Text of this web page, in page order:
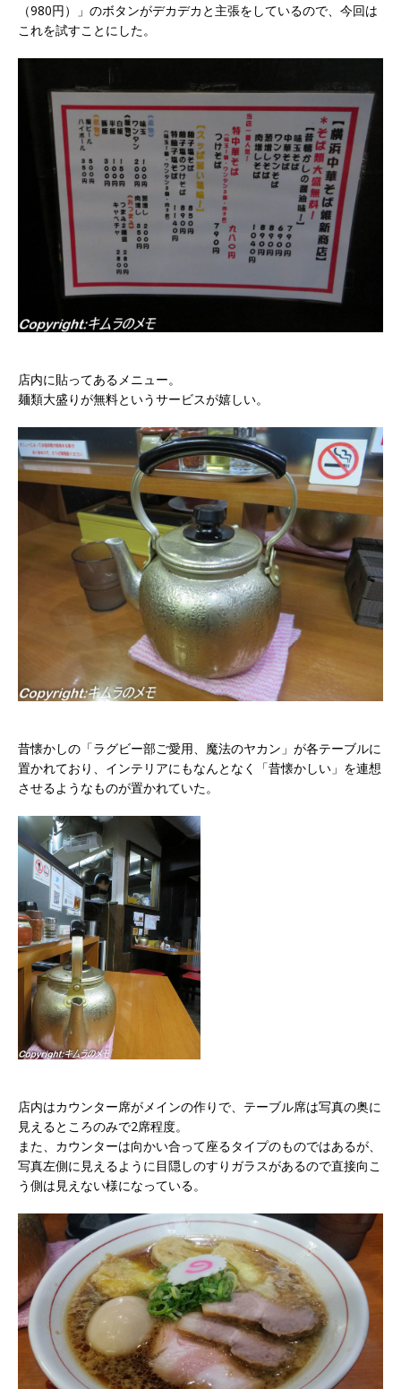
（980円）」のボタンがデカデカと主張をしているので、今回は
これを試すことにした。
店内に貼ってあるメニュー。
麺類大盛りが無料というサービスが嬉しい。
昔懐かしの「ラグビー部ご愛用、魔法のヤカン」が各テーブルに
置かれており、インテリアにもなんとなく「昔懐かしい」を連想
させるようなものが置かれていた。
店内はカウンター席がメインの作りで、テーブル席は写真の奥に
見えるところのみで2席程度。
また、カウンターは向かい合って座るタイプのものではあるが、
写真左側に見えるように目隠しのすりガラスがあるので直接向こ
う側は見えない様になっている。